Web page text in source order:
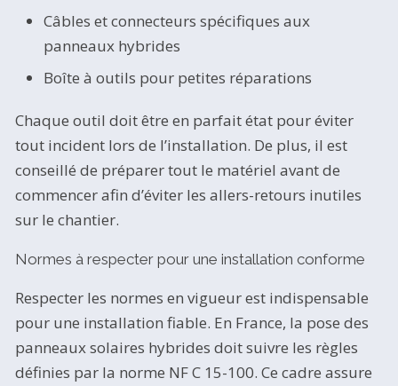
Câbles et connecteurs spécifiques aux
panneaux hybrides
Boîte à outils pour petites réparations
Chaque outil doit être en parfait état pour éviter
tout incident lors de l’installation. De plus, il est
conseillé de préparer tout le matériel avant de
commencer afin d’éviter les allers-retours inutiles
sur le chantier.
Normes à respecter pour une installation conforme
Respecter les normes en vigueur est indispensable
pour une installation fiable. En France, la pose des
panneaux solaires hybrides doit suivre les règles
définies par la norme NF C 15-100. Ce cadre assure